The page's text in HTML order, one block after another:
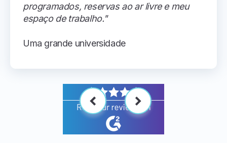
programados, reservas ao ar livre e meu
espaço de trabalho."
Uma grande universidade